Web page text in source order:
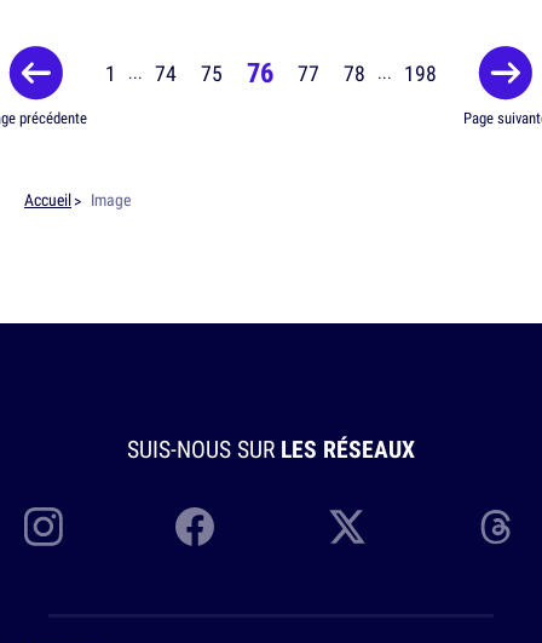
précédente
1 ... 74 75 76 77 78 ... 198
Page
Accueil Image
SUIS-NOUS SUR LES RÉSEAUX